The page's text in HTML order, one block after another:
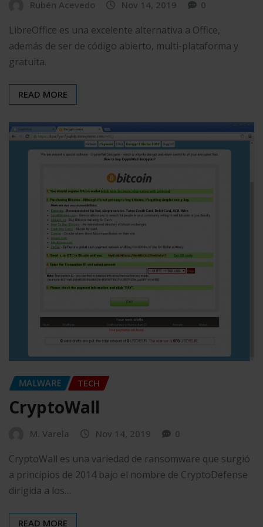
Rubén Acevedo Nov 14, 2019 0
LibreOffice es una excelente alternativa a Office,
además de ser de código abierto, multi-plataforma y
gratuita.
READ MORE
MALWARE TECH
CryptoWall
M. Varela Nov 14, 2019 0
CryptoWall es una variedad de ransomware que surgió
a principios de 2014 bajo el nombre de CryptoDefense
dirigida a los…
READ MORE